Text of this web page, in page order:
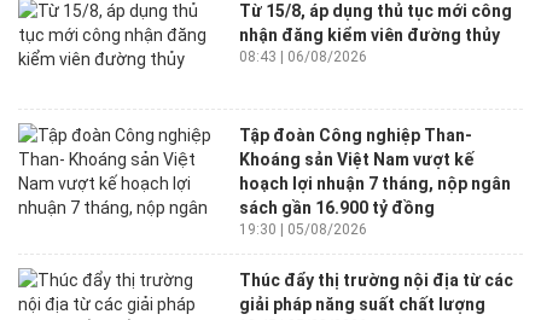
Từ 15/8, áp dụng thủ tục mới công
nhận đăng kiểm viên đường thủy
08:43 | 06/08/2026
Tập đoàn Công nghiệp Than-
Khoáng sản Việt Nam vượt kế
hoạch lợi nhuận 7 tháng, nộp ngân
sách gần 16.900 tỷ đồng
19:30 | 05/08/2026
Thúc đẩy thị trường nội địa từ các
giải pháp năng suất chất lượng